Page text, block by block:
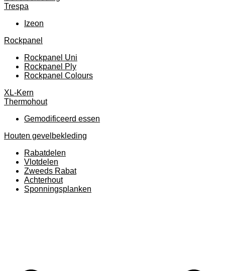
Trespa
Izeon
Rockpanel
Rockpanel Uni
Rockpanel Ply
Rockpanel Colours
XL-Kern
Thermohout
Gemodificeerd essen
Houten gevelbekleding
Rabatdelen
Vlotdelen
Zweeds Rabat
Achterhout
Sponningsplanken